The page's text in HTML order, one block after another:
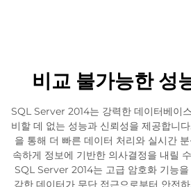
비교 불가능한 성
SQL Server 2014는 강력한 데이터베이
비할 데 없는 성능과 신뢰성을 제공합니
을 통해 더 빠른 데이터 처리와 실시간
속하게 정보에 기반한 의사결정을 내릴
SQL Server 2014는 고급 암호화 기능
감한 데이터가 무단 접근으로부터 안전